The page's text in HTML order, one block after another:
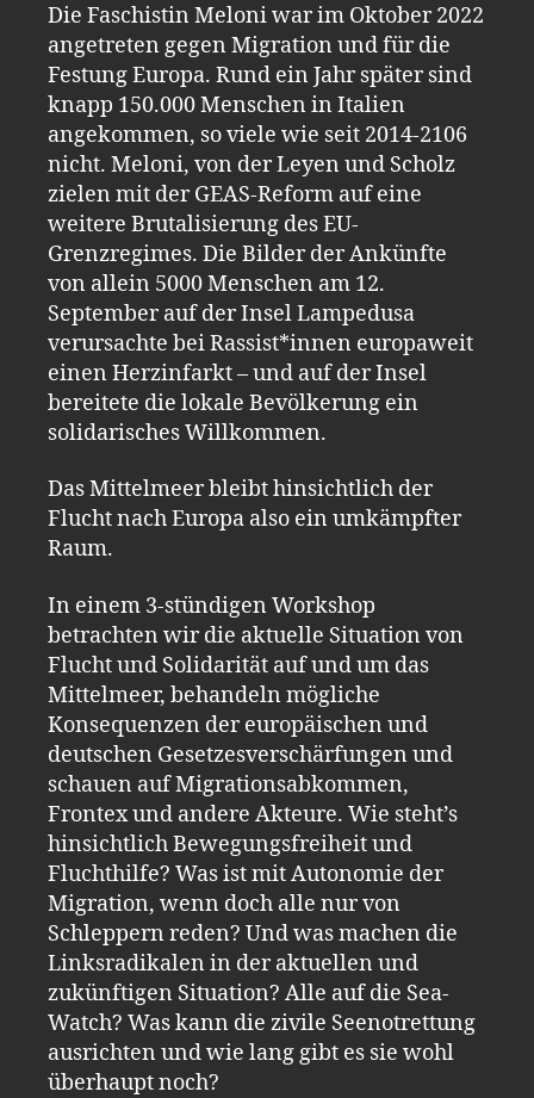
Die Faschistin Meloni war im Oktober 2022
angetreten gegen Migration und für die
Festung Europa. Rund ein Jahr später sind
knapp 150.000 Menschen in Italien
angekommen, so viele wie seit 2014-2106
nicht. Meloni, von der Leyen und Scholz
zielen mit der GEAS-Reform auf eine
weitere Brutalisierung des EU-
Grenzregimes. Die Bilder der Ankünfte
von allein 5000 Menschen am 12.
September auf der Insel Lampedusa
verursachte bei Rassist*innen europaweit
einen Herzinfarkt – und auf der Insel
bereitete die lokale Bevölkerung ein
solidarisches Willkommen.
Das Mittelmeer bleibt hinsichtlich der
Flucht nach Europa also ein umkämpfter
Raum.
In einem 3-stündigen Workshop
betrachten wir die aktuelle Situation von
Flucht und Solidarität auf und um das
Mittelmeer, behandeln mögliche
Konsequenzen der europäischen und
deutschen Gesetzesverschärfungen und
schauen auf Migrationsabkommen,
Frontex und andere Akteure. Wie steht’s
hinsichtlich Bewegungsfreiheit und
Fluchthilfe? Was ist mit Autonomie der
Migration, wenn doch alle nur von
Schleppern reden? Und was machen die
Linksradikalen in der aktuellen und
zukünftigen Situation? Alle auf die Sea-
Watch? Was kann die zivile Seenotrettung
ausrichten und wie lang gibt es sie wohl
überhaupt noch?